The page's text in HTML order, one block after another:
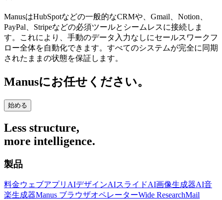
ManusはHubSpotなどの一般的なCRMや、Gmail、Notion、
PayPal、Stripeなどの必須ツールとシームレスに接続しま
す。これにより、手動のデータ入力なしにセールスワークフ
ロー全体を自動化できます。すべてのシステムが完全に同期
されたままの状態を保証します。
Manusにお任せください。
始める
Less structure,
more intelligence.
製品
料金ウェブアプリ AIデザインAIスライドAI画像生成器AI音
楽生成器Manus ブラウザオペレーターWide ResearchMail